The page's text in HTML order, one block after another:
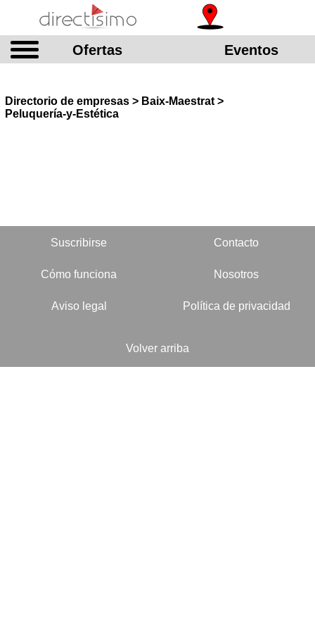
Ofertas Eventos
Directorio de empresas > Baix-Maestrat >
Peluquería-y-Estética
Suscribirse Contacto
Cómo funciona Nosotros
Aviso legal Política de privacidad
Volver arriba